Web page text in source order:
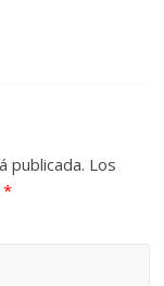
publicada. Los
*